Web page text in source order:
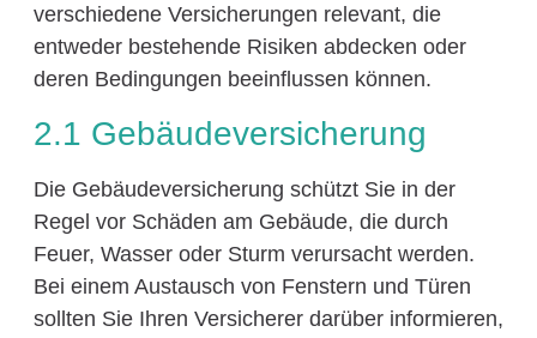
verschiedene Versicherungen relevant, die
entweder bestehende Risiken abdecken oder
deren Bedingungen beeinflussen können.
2.1 Gebäudeversicherung
Die Gebäudeversicherung schützt Sie in der
Regel vor Schäden am Gebäude, die durch
Feuer, Wasser oder Sturm verursacht werden.
Bei einem Austausch von Fenstern und Türen
sollten Sie Ihren Versicherer darüber informieren,